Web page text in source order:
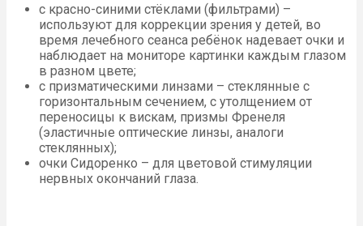
с красно-синими стёклами (фильтрами) –
используют для коррекции зрения у детей, во
время лечебного сеанса ребёнок надевает очки и
наблюдает на мониторе картинки каждым глазом
в разном цвете;
с призматическими линзами – стеклянные с
горизонтальным сечением, с утолщением от
переносицы к вискам, призмы Френеля
(эластичные оптические линзы, аналоги
стеклянных);
очки Сидоренко – для цветовой стимуляции
нервных окончаний глаза.